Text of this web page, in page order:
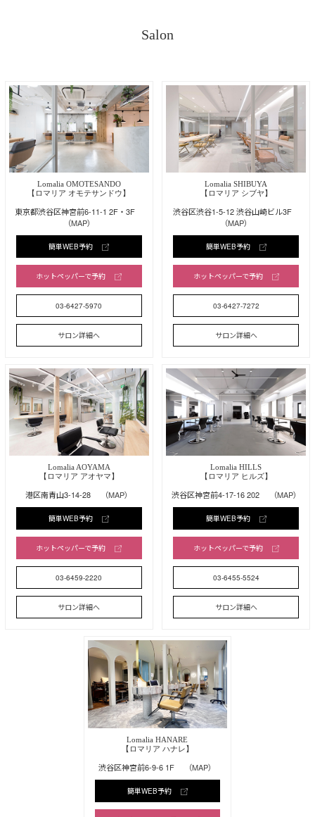
Salon
Lomalia OMOTESANDO
【ロマリア オモテサンドウ】
東京都渋谷区神宮前6-11-1 2F・3F
（MAP）
簡単WEB予約
ホットペッパーで予約
03-6427-5970
サロン詳細へ
Lomalia SHIBUYA
【ロマリア シブヤ】
渋谷区渋谷1-5-12 渋谷山崎ビル3F
（MAP）
簡単WEB予約
ホットペッパーで予約
03-6427-7272
サロン詳細へ
Lomalia AOYAMA
【ロマリア アオヤマ】
港区南青山3-14-28 （MAP）
簡単WEB予約
ホットペッパーで予約
03-6459-2220
サロン詳細へ
Lomalia HILLS
【ロマリア ヒルズ】
渋谷区神宮前4-17-16 202 （MAP）
簡単WEB予約
ホットペッパーで予約
03-6455-5524
サロン詳細へ
Lomalia HANARE
【ロマリア ハナレ】
渋谷区神宮前6-9-6 1F （MAP）
簡単WEB予約